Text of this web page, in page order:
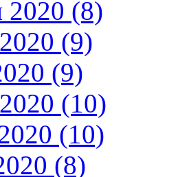
2020 (8)
(9)
(9)
(10)
(10)
(8)